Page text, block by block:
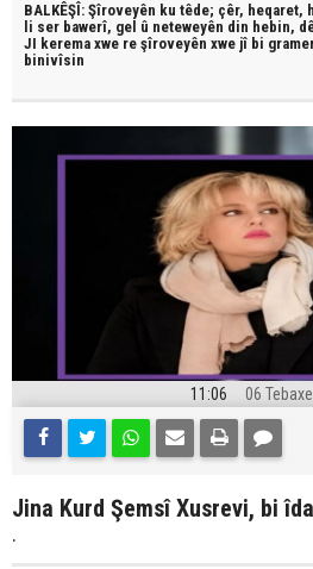
BALKÊŞÎ: Şîroveyên ku têde; çêr, heqaret,
li ser bawerî, gel û neteweyên din hebin,
JI kerema xwe re şîroveyên xwe jî bi
binivîsin
11:06 06
Jina Kurd Şemsî Xusrevi, bi
.